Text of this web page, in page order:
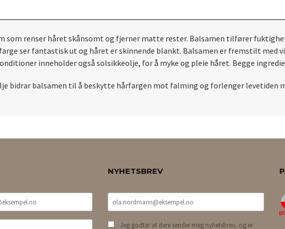
som renser håret skånsomt og fjerner matte rester. Balsamen tilfører
arge ser fantastisk ut og håret er skinnende blankt. Balsamen er fremstilt med
inneholderogså solsikkeolje, for å myke og pleie håret. Begge
bidrar balsamen til å beskytte hårfargen mot falming og forlenger levetiden
NYHETSBREV
Jeg godtar at dere sender meg nyhetsbrev, og er